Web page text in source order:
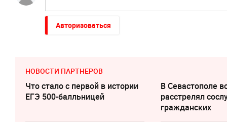
Авторизоваться
НОВОСТИ ПАРТНЕРОВ
Что стало с первой в истории
ЕГЭ 500-балльницей
В Севастополе
расстрелял
гражданских